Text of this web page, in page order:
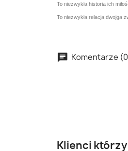
To niezwykła historia ich
To niezwykła relacja dwojga
Komentarze
Klienci